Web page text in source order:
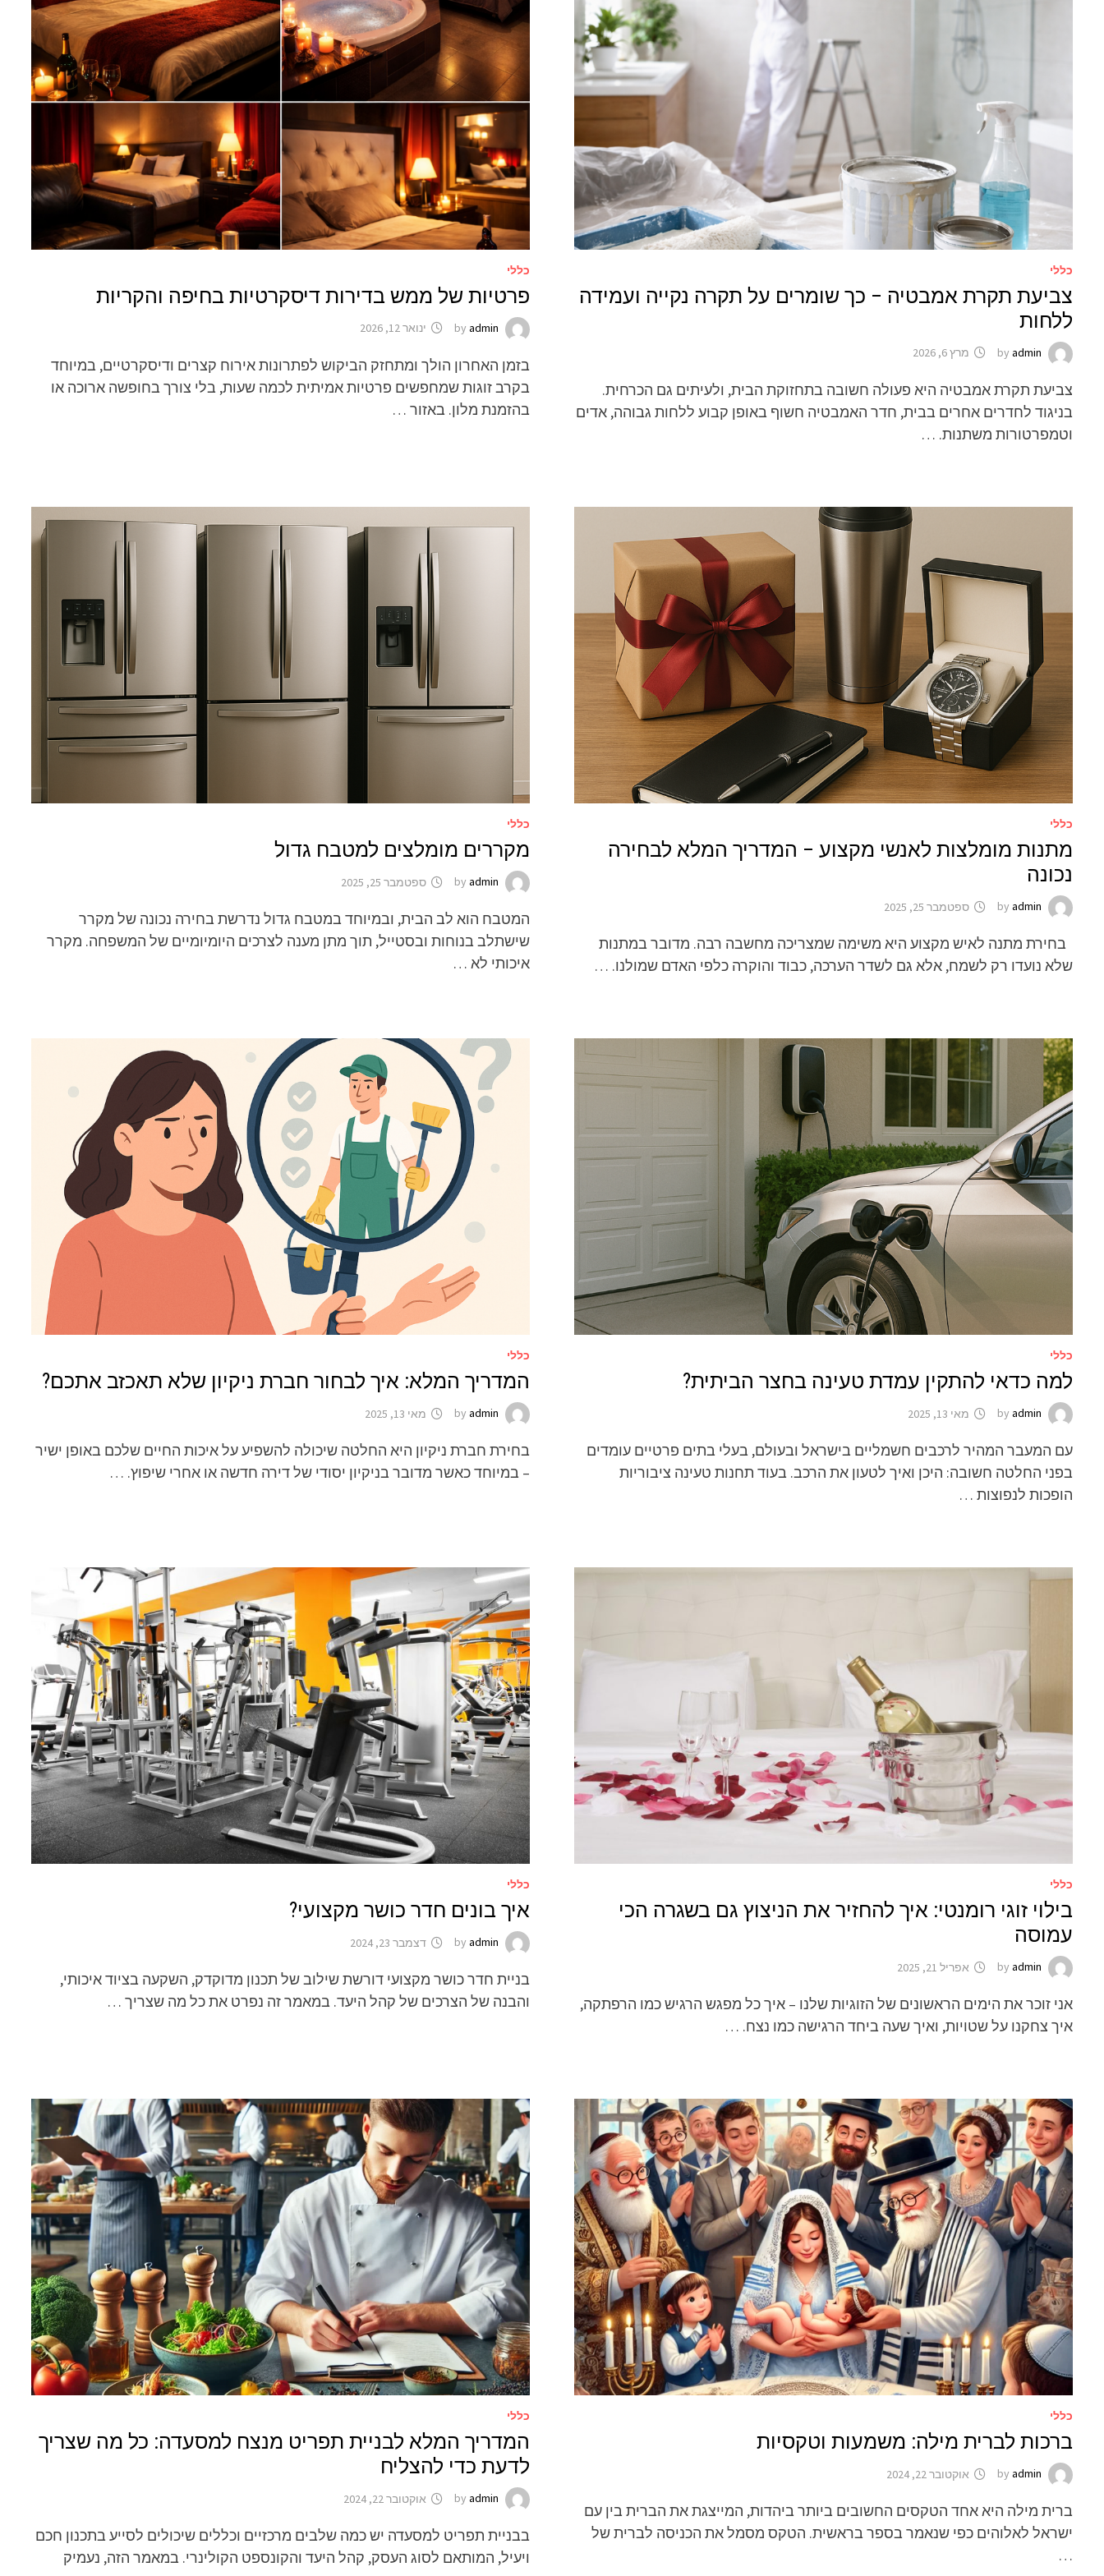
כללי
צביעת תקרת אמבטיה – כך שומרים על תקרה נקייה ועמידה
ללחות
by admin מרץ 6, 2026
צביעת תקרת אמבטיה היא פעולה חשובה בתחזוקת הבית, ולעיתים גם הכרחית.
בניגוד לחדרים אחרים בבית, חדר האמבטיה חשוף באופן קבוע ללחות גבוהה, אדים
וטמפרטורות משתנות. …
כללי
פרטיות של ממש בדירות דיסקרטיות בחיפה והקריות
by admin ינואר 12, 2026
בזמן האחרון הולך ומתחזק הביקוש לפתרונות אירוח קצרים ודיסקרטיים, במיוחד
בקרב זוגות שמחפשים פרטיות אמיתית לכמה שעות, בלי צורך בחופשה ארוכה או
בהזמנת מלון. באזור …
כללי
מתנות מומלצות לאנשי מקצוע – המדריך המלא לבחירה
נכונה
by admin ספטמבר 25, 2025
בחירת מתנה לאיש מקצוע היא משימה שמצריכה מחשבה רבה. מדובר במתנות
שלא נועדו רק לשמח, אלא גם לשדר הערכה, כבוד והוקרה כלפי האדם שמולנו. …
כללי
מקררים מומלצים למטבח גדול
by admin ספטמבר 25, 2025
המטבח הוא לב הבית, ובמיוחד במטבח גדול נדרשת בחירה נכונה של מקרר
שישתלב בנוחות ובסטייל, תוך מתן מענה לצרכים היומיומיים של המשפחה. מקרר
איכותי לא …
כללי
למה כדאי להתקין עמדת טעינה בחצר הביתית?
by admin מאי 13, 2025
עם המעבר המהיר לרכבים חשמליים בישראל ובעולם, בעלי בתים פרטיים עומדים
בפני החלטה חשובה: היכן ואיך לטעון את הרכב. בעוד תחנות טעינה ציבוריות
הופכות לנפוצות …
כללי
המדריך המלא: איך לבחור חברת ניקיון שלא תאכזב אתכם?
by admin מאי 13, 2025
בחירת חברת ניקיון היא החלטה שיכולה להשפיע על איכות החיים שלכם באופן ישיר
– במיוחד כאשר מדובר בניקיון יסודי של דירה חדשה או אחרי שיפוץ. …
כללי
בילוי זוגי רומנטי: איך להחזיר את הניצוץ גם בשגרה הכי
עמוסה
by admin אפריל 21, 2025
אני זוכר את הימים הראשונים של הזוגיות שלנו – איך כל מפגש הרגיש כמו הרפתקה,
איך צחקנו על שטויות, ואיך שעה ביחד הרגישה כמו נצח. …
כללי
איך בונים חדר כושר מקצועי?
by admin דצמבר 23, 2024
בניית חדר כושר מקצועי דורשת שילוב של תכנון מדוקדק, השקעה בציוד איכותי,
והבנה של הצרכים של קהל היעד. במאמר זה נפרט את כל מה שצריך …
כללי
ברכות לברית מילה: משמעות וטקסיות
by admin אוקטובר 22, 2024
ברית מילה היא אחד הטקסים החשובים ביותר ביהדות, המייצגת את הברית בין עם
ישראל לאלוהים כפי שנאמר בספר בראשית. הטקס מסמל את הכניסה לברית של
…
כללי
המדריך המלא לבניית תפריט מנצח למסעדה: כל מה שצריך
לדעת כדי להצליח
by admin אוקטובר 22, 2024
בבניית תפריט למסעדה יש כמה שלבים מרכזיים וכללים שיכולים לסייע בתכנון חכם
ויעיל, המותאם לסוג העסק, קהל היעד והקונספט הקולינרי. במאמר הזה, נעמיק